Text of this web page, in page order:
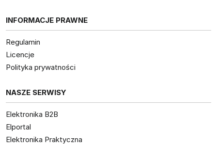
INFORMACJE PRAWNE
Regulamin
Licencje
Polityka prywatności
NASZE SERWISY
Elektronika B2B
Elportal
Elektronika Praktyczna